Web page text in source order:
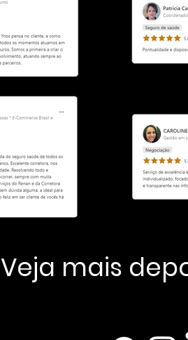
Veja mais